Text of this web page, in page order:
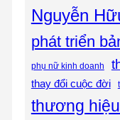
Nguyễn
phát triển
phụ nữ kinh doanh
thay đổi cuộc đời
thương